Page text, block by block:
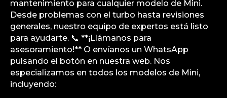
mantenimiento para cualquier modelo de Mini.
Desde problemas con el turbo hasta revisiones
generales, nuestro equipo de expertos está listo
para ayudarte. 📞 **¡Llámanos para
asesoramiento!** O envíanos un WhatsApp
pulsando el botón en nuestra web. Nos
especializamos en todos los modelos de Mini,
incluyendo: